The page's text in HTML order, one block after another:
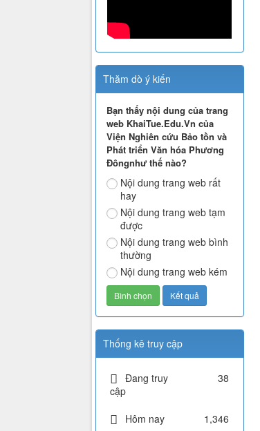
Thăm dò ý kiến
Bạn thấy nội dung của trang
web KhaiTue.Edu.Vn của
Viện Nghiên cứu Bảo tồn và
Phát triển Văn hóa Phương
Đôngnhư thế nào?
Nội dung trang web rất
hay
Nội dung trang web tạm
được
Nội dung trang web bình
thường
Nội dung trang web kém
Thống kê truy cập
Đang truy
cập
38
Hôm nay
1,346